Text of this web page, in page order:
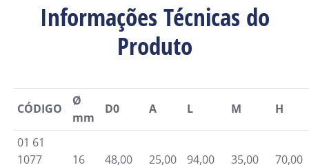
Informações Técnicas do
Produto
CÓDIGO
Ø
mm
D0 A L M H
01 61
1077
16 48,00 25,00 94,00 35,00 70,00